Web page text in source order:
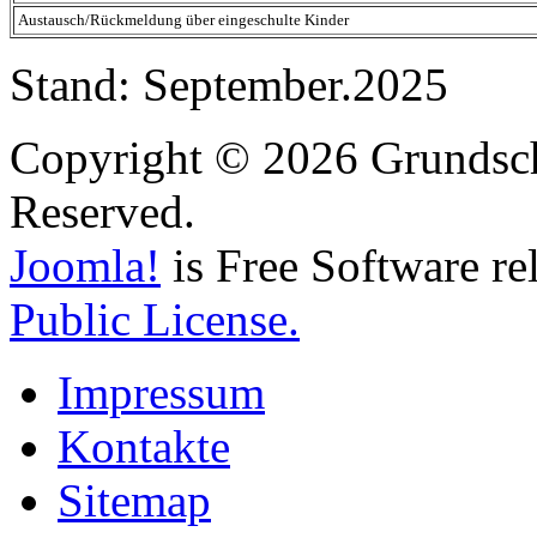
Austausch/Rückmeldung über eingeschulte Kinder
Stand: September.2025
Copyright © 2026
Reserved.
Joomla! is Free Software
Public License.
Impressum
Kontakte
Sitemap